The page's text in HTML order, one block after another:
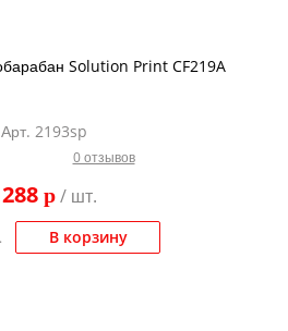
Solution Print CF219A
Арт. 2193sp
0 отзывов
p/ шт.
В корзину